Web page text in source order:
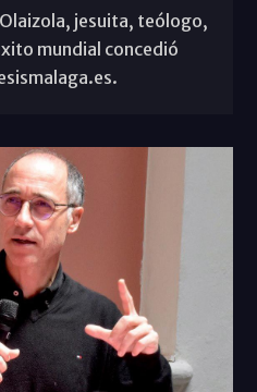
jesuita, teólogo,
mundial concedió